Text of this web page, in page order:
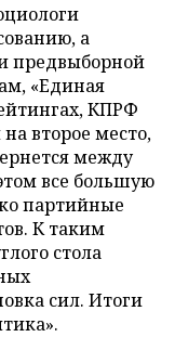
а
предвыборной
«Единая
КПРФ
второе место,
между
все большую
партийные
К таким
стола
сил. Итоги